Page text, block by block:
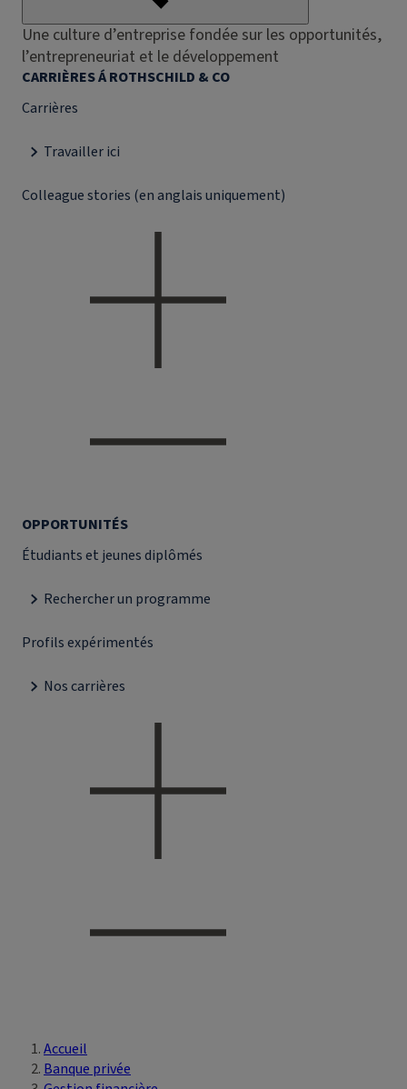
Une culture d’entreprise fondée sur les opportunités,
l’entrepreneuriat et le développement
CARRIÈRES Á ROTHSCHILD & CO
Carrières
Travailler ici
Colleague stories (en anglais uniquement)
OPPORTUNITÉS
Étudiants et jeunes diplômés
Rechercher un programme
Profils expérimentés
Nos carrières
Vous êtes ici
Accueil
Banque privée